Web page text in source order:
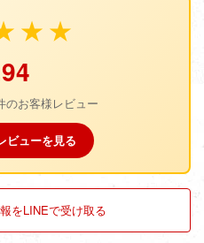
のお客様レビュー
ビューを見る
をLINEで受け取る